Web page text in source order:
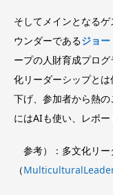
そしてメインとなるゲ
ウンダーであるジョ
ープの人財育成プロ
化リーダーシップと
下げ、参加者から熱
にはAIも使い、レポー
参考）：多文化リー
（